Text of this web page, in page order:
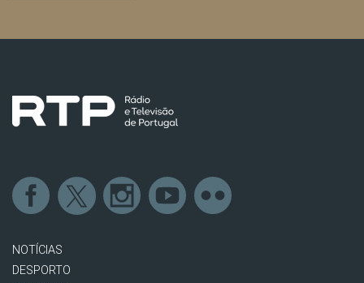
NOTÍCIAS
DESPORTO